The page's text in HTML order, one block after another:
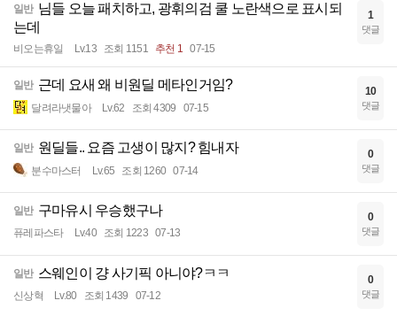
일반 님들 오늘 패치하고, 광휘의검 쿨 노란색으로 표시되
는데
비오는휴일 Lv.13 조회 1151 추천 1 07-15
1
댓글
일반 근데 요새 왜 비원딜 메타인거임?
달려라냇물아 Lv.62 조회 4309 07-15
10
댓글
일반 원딜들.. 요즘 고생이 많지? 힘내자
분수마스터 Lv.65 조회 1260 07-14
0
댓글
일반 구마유시 우승했구나
퓨레파스타 Lv.40 조회 1223 07-13
0
댓글
일반 스웨인이 걍 사기픽 아니야?ㅋㅋ
신상혁 Lv.80 조회 1439 07-12
0
댓글